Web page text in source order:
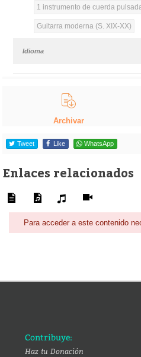
1 instrumento de cuerda
Guitarra moderna (S. XIX-XX)
Idioma
Archivar
Tweet Like WhatsApp
Enlaces relacionados
Para acceder a este contenido
Contribuye:
Haz tu Donación